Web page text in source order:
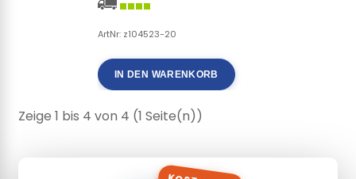
ArtNr: z104523-20
IN DEN WARENKORB
Zeige 1 bis 4 von 4 (1 Seite(n))